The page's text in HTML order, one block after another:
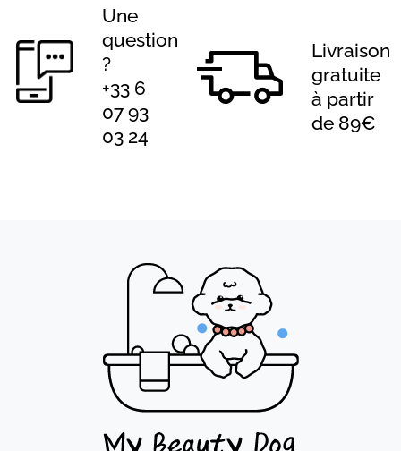
Une
question
?
+33 6
07 93
03 24
Livraison
gratuite
à partir
de 89€